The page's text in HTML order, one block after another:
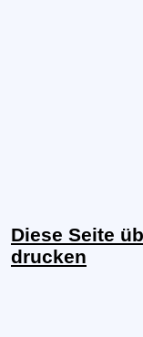
Diese Seite
drucken